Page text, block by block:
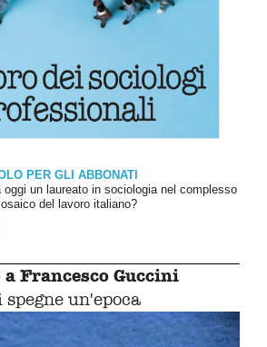
PER GLI ABBONATI
un laureato in sociologia nel complesso
del lavoro italiano?
Francesco Guccini
spegne un'epoca